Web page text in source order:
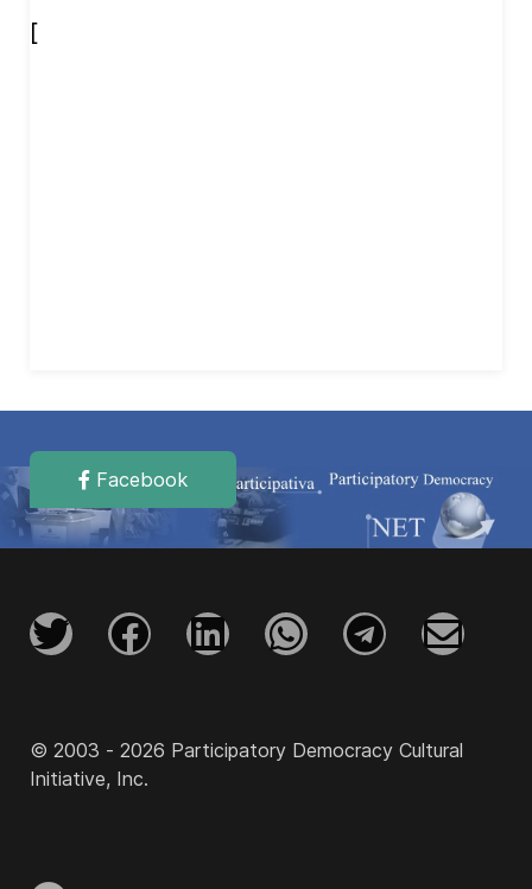
[
Facebook
© 2003 - 2026 Participatory Democracy Cultural
Initiative, Inc.